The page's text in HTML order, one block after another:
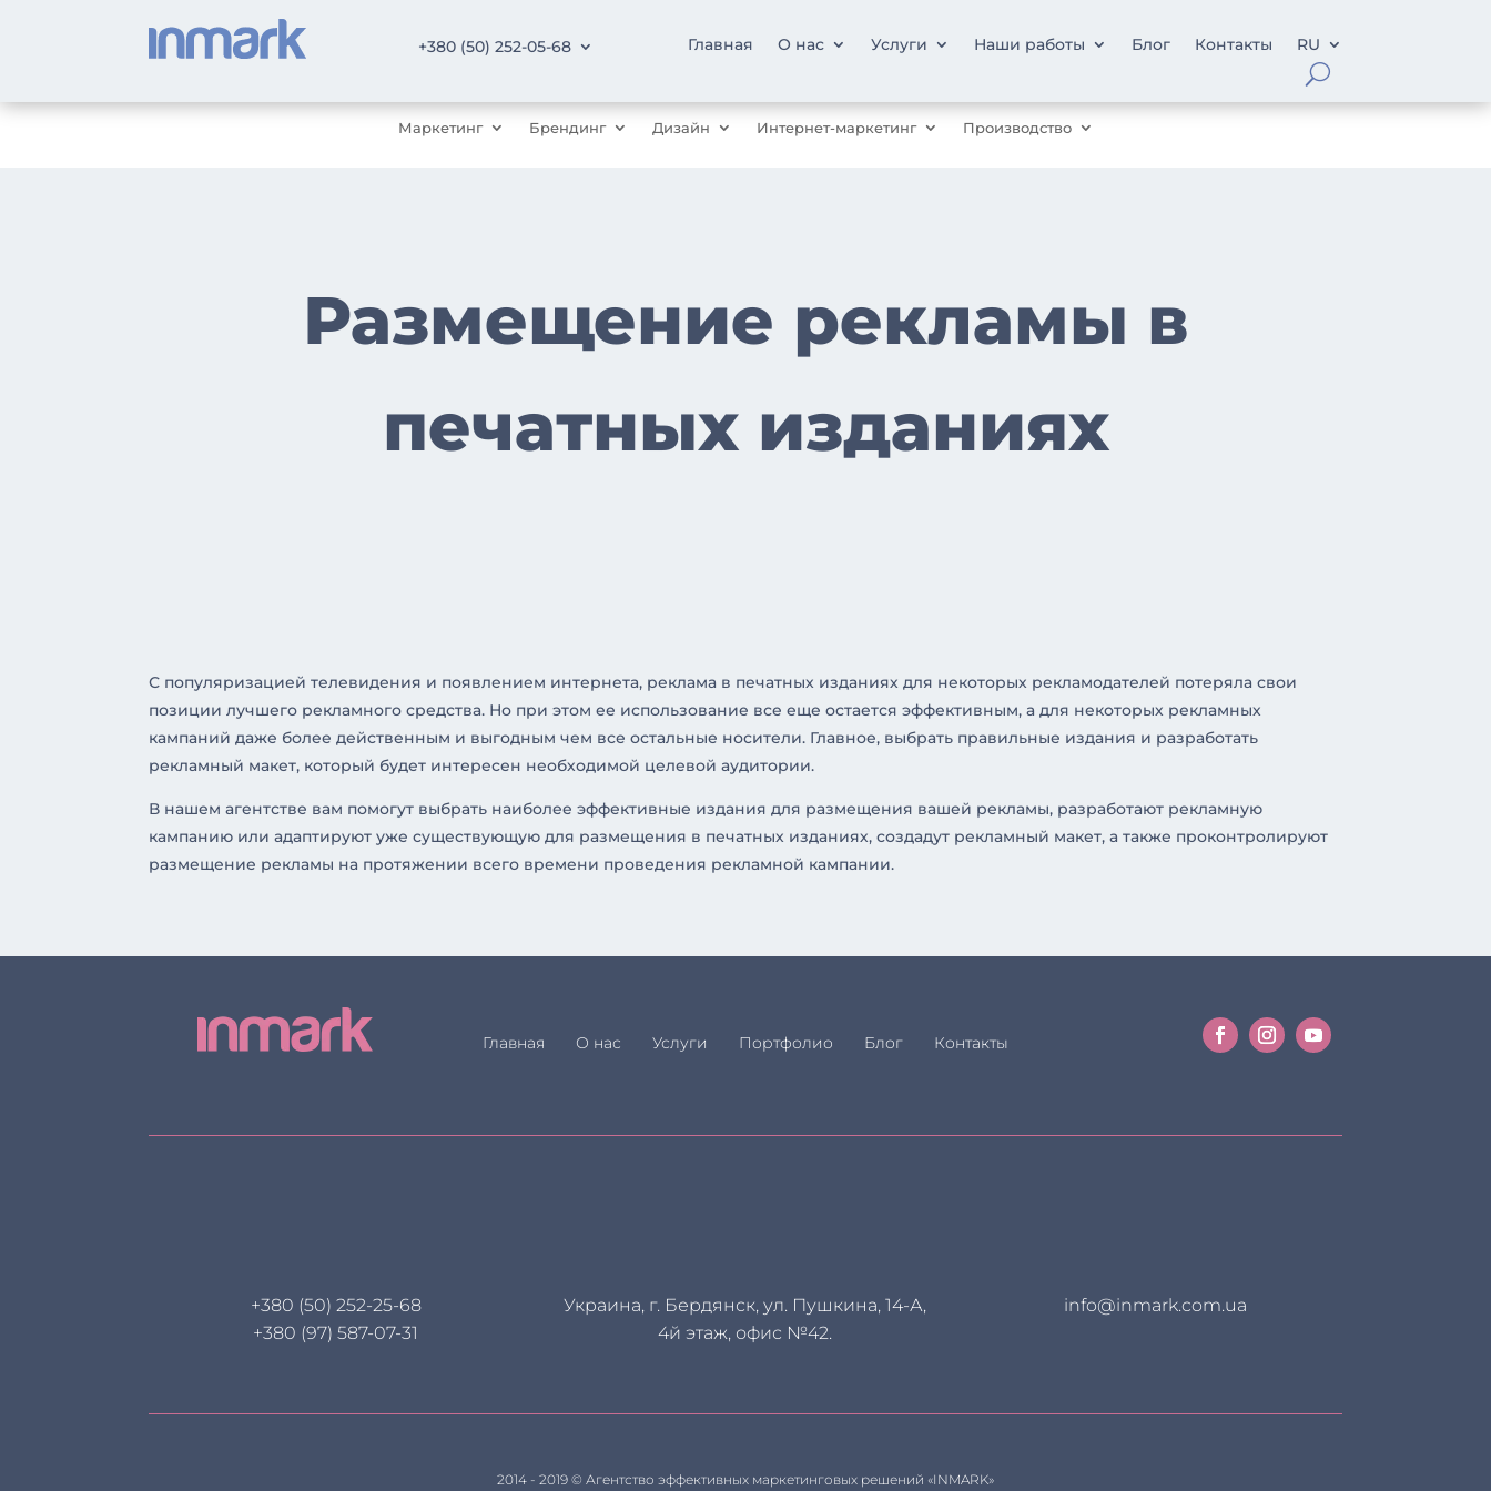
+380 (50) 252-05-68 Главная О нас Услуги Наши работы Блог Контакты RU
Маркетинг Брендинг Дизайн Интернет-маркетинг Производство
Размещение рекламы в
печатных изданиях
С популяризацией телевидения и появлением интернета, реклама в печатных изданиях для некоторых рекламодателей потеряла свои
позиции лучшего рекламного средства. Но при этом ее использование все еще остается эффективным, а для некоторых рекламных
кампаний даже более действенным и выгодным чем все остальные носители. Главное, выбрать правильные издания и разработать
рекламный макет, который будет интересен необходимой целевой аудитории.
В нашем агентстве вам помогут выбрать наиболее эффективные издания для размещения вашей рекламы, разработают рекламную
кампанию или адаптируют уже существующую для размещения в печатных изданиях, создадут рекламный макет, а также проконтролируют
размещение рекламы на протяжении всего времени проведения рекламной кампании.
Главная О нас Услуги Портфолио Блог Контакты
+380 (50) 252-25-68
+380 (97) 587-07-31
Украина, г. Бердянск, ул. Пушкина, 14-А,
4й этаж, офис №42.
info@inmark.com.ua
2014 - 2019 © Агентство эффективных маркетинговых решений «INMARK»